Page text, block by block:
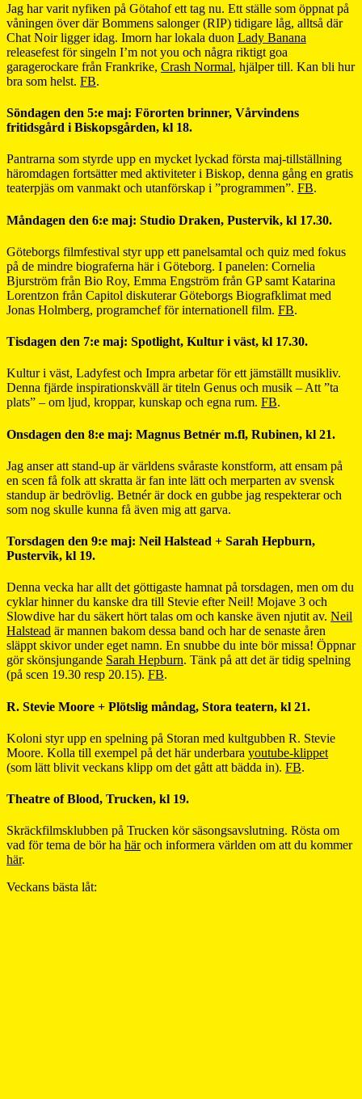
Jag har varit nyfiken på Götahof ett tag nu. Ett ställe som öppnat på
våningen över där Bommens salonger (RIP) tidigare låg, alltså där
Chat Noir ligger idag. Imorn har lokala duon Lady Banana
releasefest för singeln I’m not you och några riktigt goa
garagerockare från Frankrike, Crash Normal, hjälper till. Kan bli hur
bra som helst. FB.
Söndagen den 5:e maj: Förorten brinner, Vårvindens
fritidsgård i Biskopsgården, kl 18.
Pantrarna som styrde upp en mycket lyckad första maj-tillställning
häromdagen fortsätter med aktiviteter i Biskop, denna gång en gratis
teaterpjäs om vanmakt och utanförskap i ”programmen”. FB.
Måndagen den 6:e maj: Studio Draken, Pustervik, kl 17.30.
Göteborgs filmfestival styr upp ett panelsamtal och quiz med fokus
på de mindre biograferna här i Göteborg. I panelen: Cornelia
Bjurström från Bio Roy, Emma Engström från GP samt Katarina
Lorentzon från Capitol diskuterar Göteborgs Biografklimat med
Jonas Holmberg, programchef för internationell film. FB.
Tisdagen den 7:e maj: Spotlight, Kultur i väst, kl 17.30.
Kultur i väst, Ladyfest och Impra arbetar för ett jämställt musikliv.
Denna fjärde inspirationskväll är titeln Genus och musik – Att ”ta
plats” – om ljud, kroppar, kunskap och egna rum. FB.
Onsdagen den 8:e maj: Magnus Betnér m.fl, Rubinen, kl 21.
Jag anser att stand-up är världens svåraste konstform, att ensam på
en scen få folk att skratta är fan inte lätt och merparten av svensk
standup är bedrövlig. Betnér är dock en gubbe jag respekterar och
som nog skulle kunna få även mig att garva.
Torsdagen den 9:e maj: Neil Halstead + Sarah Hepburn,
Pustervik, kl 19.
Denna vecka har allt det göttigaste hamnat på torsdagen, men om du
cyklar hinner du kanske dra till Stevie efter Neil! Mojave 3 och
Slowdive har du säkert hört talas om och kanske även njutit av. Neil
Halstead är mannen bakom dessa band och har de senaste åren
släppt skivor under eget namn. En snubbe du inte bör missa! Öppnar
gör skönsjungande Sarah Hepburn. Tänk på att det är tidig spelning
(på scen 19.30 resp 20.15). FB.
R. Stevie Moore + Plötslig måndag, Stora teatern, kl 21.
Koloni styr upp en spelning på Storan med kultgubben R. Stevie
Moore. Kolla till exempel på det här underbara youtube-klippet
(som lätt blivit veckans klipp om det gått att bädda in). FB.
Theatre of Blood, Trucken, kl 19.
Skräckfilmsklubben på Trucken kör säsongsavslutning. Rösta om
vad för tema de bör ha häroch informera världen om att du kommer
här.
Veckans bästa låt: